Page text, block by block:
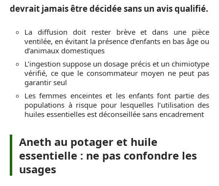
devrait jamais être décidée sans un avis qualifié.
La diffusion doit rester brève et dans une pièce
ventilée, en évitant la présence d’enfants en bas âge ou
d’animaux domestiques
L’ingestion suppose un dosage précis et un chimiotype
vérifié, ce que le consommateur moyen ne peut pas
garantir seul
Les femmes enceintes et les enfants font partie des
populations à risque pour lesquelles l’utilisation des
huiles essentielles est déconseillée sans encadrement
Aneth au potager et huile
essentielle : ne pas confondre les
usages